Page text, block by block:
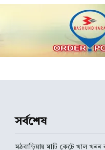
সর্বশেষ
মঠবাড়িয়ায় মাটি কেটে খাল খনন